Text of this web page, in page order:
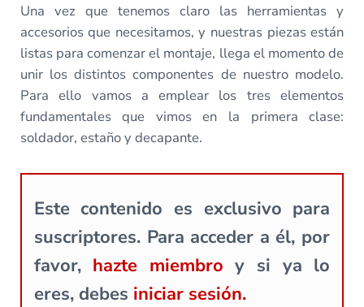
Una vez que tenemos claro las herramientas y
accesorios que necesitamos, y nuestras piezas están
listas para comenzar el montaje, llega el momento de
unir los distintos componentes de nuestro modelo.
Para ello vamos a emplear los tres elementos
fundamentales que vimos en la primera clase:
soldador, estaño y decapante.
Este contenido es exclusivo para
suscriptores. Para acceder a él, por
favor, hazte miembro y si ya lo
eres, debes iniciar sesión.